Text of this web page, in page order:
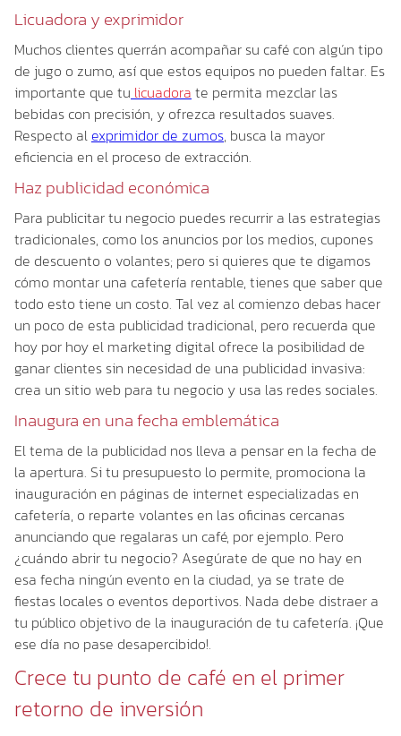
Licuadora y exprimidor
Muchos clientes querrán acompañar su café con algún tipo
de jugo o zumo, así que estos equipos no pueden faltar. Es
importante que tu licuadora te permita mezclar las
bebidas con precisión, y ofrezca resultados suaves.
Respecto al exprimidor de zumos, busca la mayor
eficiencia en el proceso de extracción.
Haz publicidad económica
Para publicitar tu negocio puedes recurrir a las estrategias
tradicionales, como los anuncios por los medios, cupones
de descuento o volantes; pero si quieres que te digamos
cómo montar una cafetería rentable, tienes que saber que
todo esto tiene un costo. Tal vez al comienzo debas hacer
un poco de esta publicidad tradicional, pero recuerda que
hoy por hoy el marketing digital ofrece la posibilidad de
ganar clientes sin necesidad de una publicidad invasiva:
crea un sitio web para tu negocio y usa las redes sociales.
Inaugura en una fecha emblemática
El tema de la publicidad nos lleva a pensar en la fecha de
la apertura. Si tu presupuesto lo permite, promociona la
inauguración en páginas de internet especializadas en
cafetería, o reparte volantes en las oficinas cercanas
anunciando que regalaras un café, por ejemplo. Pero
¿cuándo abrir tu negocio? Asegúrate de que no hay en
esa fecha ningún evento en la ciudad, ya se trate de
fiestas locales o eventos deportivos. Nada debe distraer a
tu público objetivo de la inauguración de tu cafetería. ¡Que
ese día no pase desapercibido!.
Crece tu punto de café en el primer
retorno de inversión